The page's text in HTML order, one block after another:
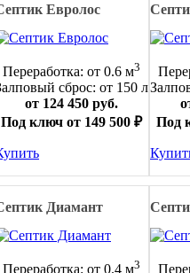
Евролос
Переработка: от 0.6 м3
сброс: от 150 л
от 124 450 руб.
Под ключ от 149 500 ₽
Под
Диамант
Переработка: от 0.4 м3